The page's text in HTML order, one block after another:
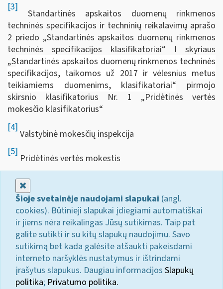
[3]
Standartinės apskaitos duomenų rinkmenos
techninės specifikacijos ir techninių reikalavimų aprašo
2 priedo „Standartinės apskaitos duomenų rinkmenos
techninės specifikacijos klasifikatoriai“ I skyriaus
„Standartinės apskaitos duomenų rinkmenos techninės
specifikacijos, taikomos už 2017 ir vėlesnius metus
teikiamiems duomenims, klasifikatoriai“ pirmojo
skirsnio klasifikatorius Nr. 1 „Pridėtinės vertės
mokesčio klasifikatorius“
[4]
Valstybinė mokesčių inspekcija
[5]
Pridėtinės vertės mokestis
Šioje svetainėje naudojami slapukai (angl.
cookies). Būtinieji slapukai įdiegiami automatiškai
ir jiems nėra reikalingas Jūsų sutikimas. Taip pat
galite sutikti ir su kitų slapukų naudojimu. Savo
sutikimą bet kada galėsite atšaukti pakeisdami
interneto naršyklės nustatymus ir ištrindami
įrašytus slapukus. Daugiau informacijos Slapukų
politika; Privatumo politika.